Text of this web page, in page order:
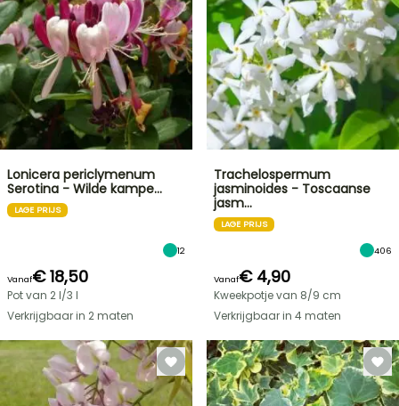
Lonicera periclymenum
Serotina - Wilde kampe…
LAGE PRIJS
12
Vanaf€ 18,50
Pot van 2 l/3 l
Verkrijgbaar in 2 maten
Trachelospermum
jasminoides - Toscaanse
jasm…
LAGE PRIJS
406
Vanaf€ 4,90
Kweekpotje van 8/9 cm
Verkrijgbaar in 4 maten